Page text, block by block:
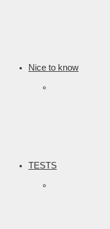
Nice to know
TESTS